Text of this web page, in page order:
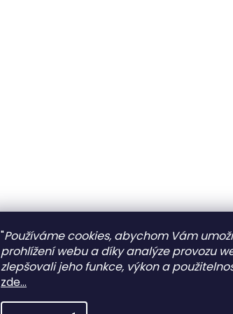
"Používáme cookies, abychom Vám
prohlížení webu a díky analýze provozu
zlepšovali jeho funkce, výkon a
zde...